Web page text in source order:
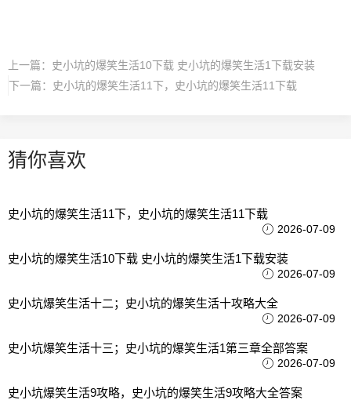
上一篇： 史小坑的爆笑生活10下载 史小坑的爆笑生活1下载安装
下一篇： 史小坑的爆笑生活11下，史小坑的爆笑生活11下载
猜你喜欢
史小坑的爆笑生活11下，史小坑的爆笑生活11下载
2026-07-09
史小坑的爆笑生活10下载 史小坑的爆笑生活1下载安装
2026-07-09
史小坑爆笑生活十二；史小坑的爆笑生活十攻略大全
2026-07-09
史小坑爆笑生活十三；史小坑的爆笑生活1第三章全部答案
2026-07-09
史小坑爆笑生活9攻略，史小坑的爆笑生活9攻略大全答案